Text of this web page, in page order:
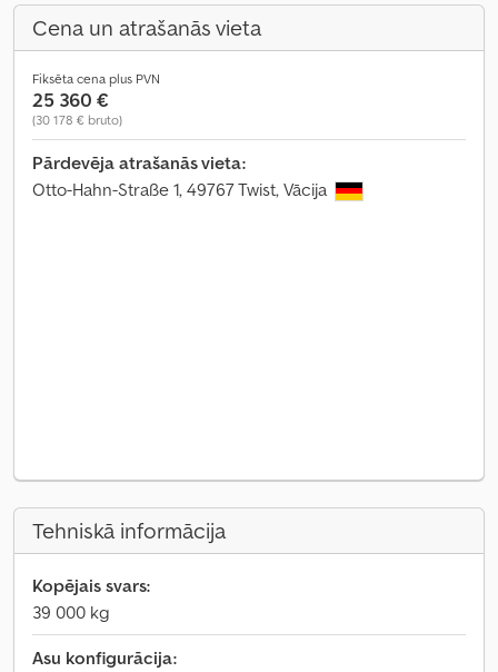
Cena un atrašanās vieta
Fiksēta cena plus PVN
25 360 €
(30 178 € bruto)
Pārdevēja atrašanās vieta:
Otto-Hahn-Straße 1, 49767 Twist, Vācija
Tehniskā informācija
Kopējais svars:
39 000 kg
Asu konfigurācija: